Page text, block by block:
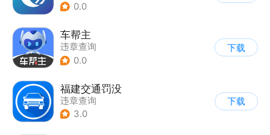
0.0
车帮主
违章查询
0.0
下载
福建交通罚没
违章查询
3.0
下载